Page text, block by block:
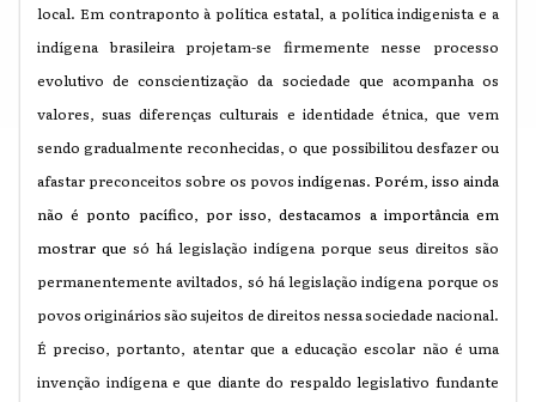
local. Em contraponto à política estatal, a política indigenista e a
indígena brasileira projetam-se firmemente nesse processo
evolutivo de conscientização da sociedade que acompanha os
valores, suas diferenças culturais e identidade étnica, que vem
sendo gradualmente reconhecidas, o que possibilitou desfazer ou
afastar preconceitos sobre os povos indígenas. Porém, isso ainda
não é ponto pacífico, por isso, destacamos a importância em
mostrar que só há legislação indígena porque seus direitos são
permanentemente aviltados, só há legislação indígena porque os
povos originários são sujeitos de direitos nessa sociedade nacional.
É preciso, portanto, atentar que a educação escolar não é uma
invenção indígena e que diante do respaldo legislativo fundante